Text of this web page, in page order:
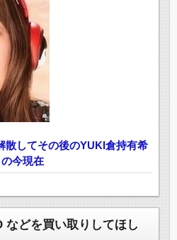
散してその後のYUKI倉持有希
の今現在
などを買い取りしてほし